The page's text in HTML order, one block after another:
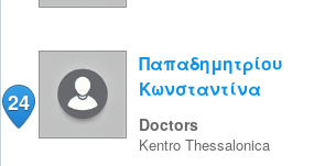
24
Παπαδημητρίου
Κωνσταντίνα
Doctors
Kentro Thessalonica